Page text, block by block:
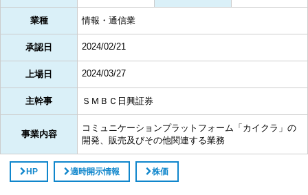
業種 情報・通信業
承認日 2024/02/21
上場日 2024/03/27
主幹事 ＳＭＢＣ日興証券
事業内容
コミュニケーションプラットフォーム「カイクラ」の
開発、販売及びその他関連する業務
HP 適時開示情報 株価